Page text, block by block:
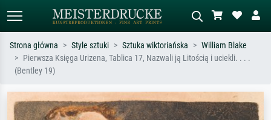
Wyszukiwanie standardowe
Monet, Gwiaździsta noc,
impresjonizm, fala Hokusaia, akt.
abstrakcja z czerwienią, ciemny olej,
stojący akt obok drzewa.
Strona główna Style sztuki Sztuka wiktoriańska
William Blake
Pierwsza Księga Urizena, Tablica 17, Nazwali ją Litością i uciekli. . . .
(Bentley 19)